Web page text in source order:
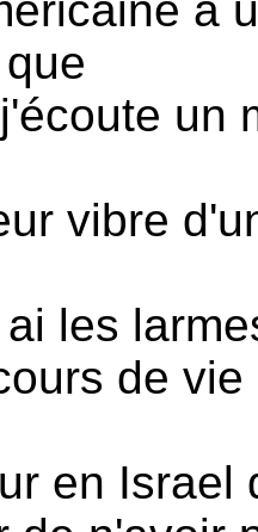
un
vibre
les
de
en Israel